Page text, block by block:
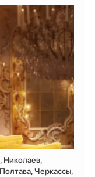
Николаев,
Черкассы,